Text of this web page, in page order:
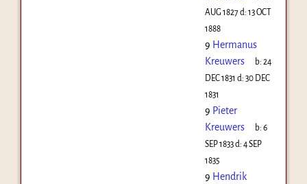
AUG 1827d: 13 OCT
1888
9 Hermanus
Kreuwers
b:24
DEC 1831 d: 30 DEC
1831
9 Pieter
Kreuwers
b:6
SEP 1833d: 4 SEP
1835
9 Hendrik